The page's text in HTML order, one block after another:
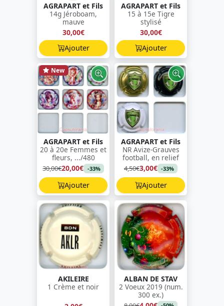
AGRAPART et Fils
14g Jéroboam,
mauve
30,00€
Ajouter
AGRAPART et Fils
15 à 15e Tigre
stylisé
30,00€
Ajouter
New
AGRAPART et Fils
20 à 20e Femmes et
fleurs, .../480
30,00€20,00€ -33%
Ajouter
AGRAPART et Fils
NR Avize-Grauves
football, en relief
4,50€3,00€ -33%
Ajouter
AKILEIRE
1 Crème et noir
ALBAN DE STAV
2 Voeux 2019 (num.
300 ex.)